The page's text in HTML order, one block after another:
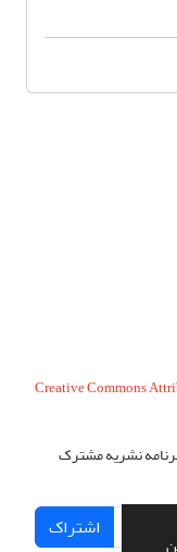
Creative Commons
نشریه مشترک
اشتراک